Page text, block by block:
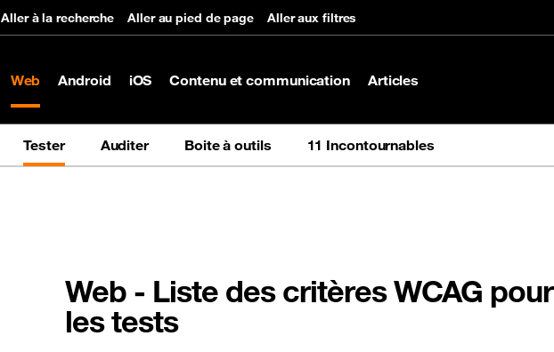
Aller à la recherche Aller au pied de page Aller aux filtres
Web Android iOS Contenu et communication Articles
Tester Auditer Boite à outils 11 Incontournables
Web - Liste des critères WCAG pour
les tests